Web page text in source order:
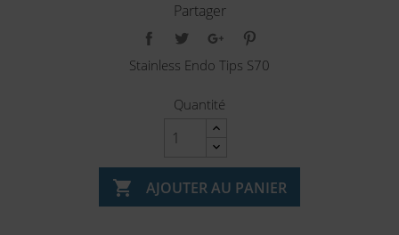
Partager
Stainless Endo Tips S70
Quantité
 AJOUTER AU PANIER